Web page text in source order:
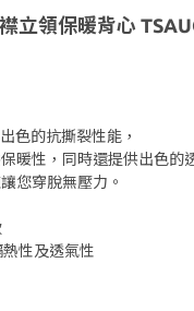
領保暖背心
色的抗撕裂性能，
暖性，同時還提供出色的
您穿脫無壓力。
性及透氣性